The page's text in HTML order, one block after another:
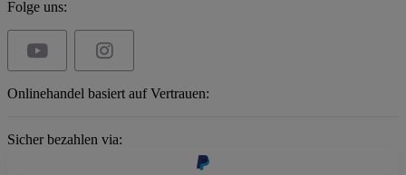
Folge uns:
Onlinehandel basiert auf Vertrauen:
Sicher bezahlen via: